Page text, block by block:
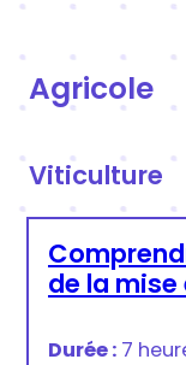
Agricole
Viticulture
de la
Durée : 7